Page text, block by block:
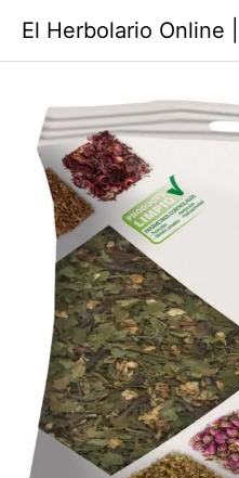
contenido
El Herbolario Online